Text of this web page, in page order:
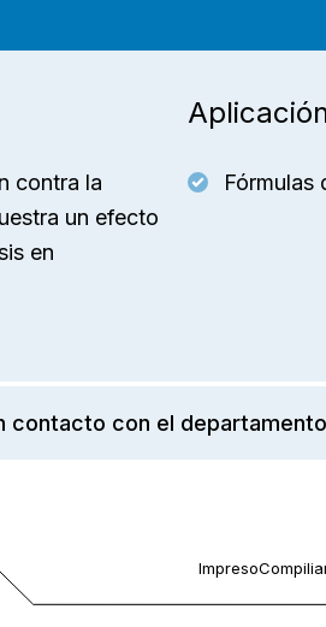
contra la
un efecto
en
Fórmulas
contacto con el
Impreso